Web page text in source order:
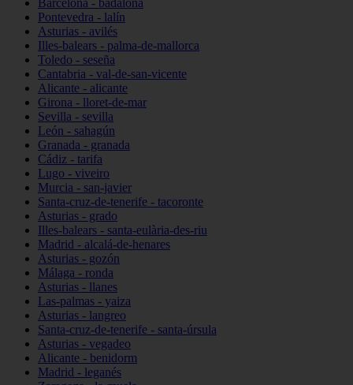
Barcelona - badalona
Pontevedra - lalín
Asturias - avilés
Illes-balears - palma-de-mallorca
Toledo - seseña
Cantabria - val-de-san-vicente
Alicante - alicante
Girona - lloret-de-mar
Sevilla - sevilla
León - sahagún
Granada - granada
Cádiz - tarifa
Lugo - viveiro
Murcia - san-javier
Santa-cruz-de-tenerife - tacoronte
Asturias - grado
Illes-balears - santa-eulària-des-riu
Madrid - alcalá-de-henares
Asturias - gozón
Málaga - ronda
Asturias - llanes
Las-palmas - yaiza
Asturias - langreo
Santa-cruz-de-tenerife - santa-úrsula
Asturias - vegadeo
Alicante - benidorm
Madrid - leganés